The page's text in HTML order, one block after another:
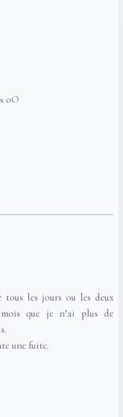
oO
tous les jours ou les deux
que je n’ai plus de
une fuite.